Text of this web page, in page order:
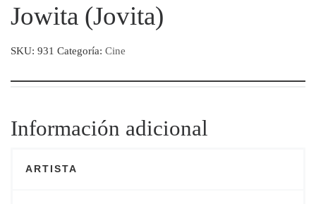
Jowita (Jovita)
SKU: 931 Categoría: Cine
Información adicional
ARTISTA